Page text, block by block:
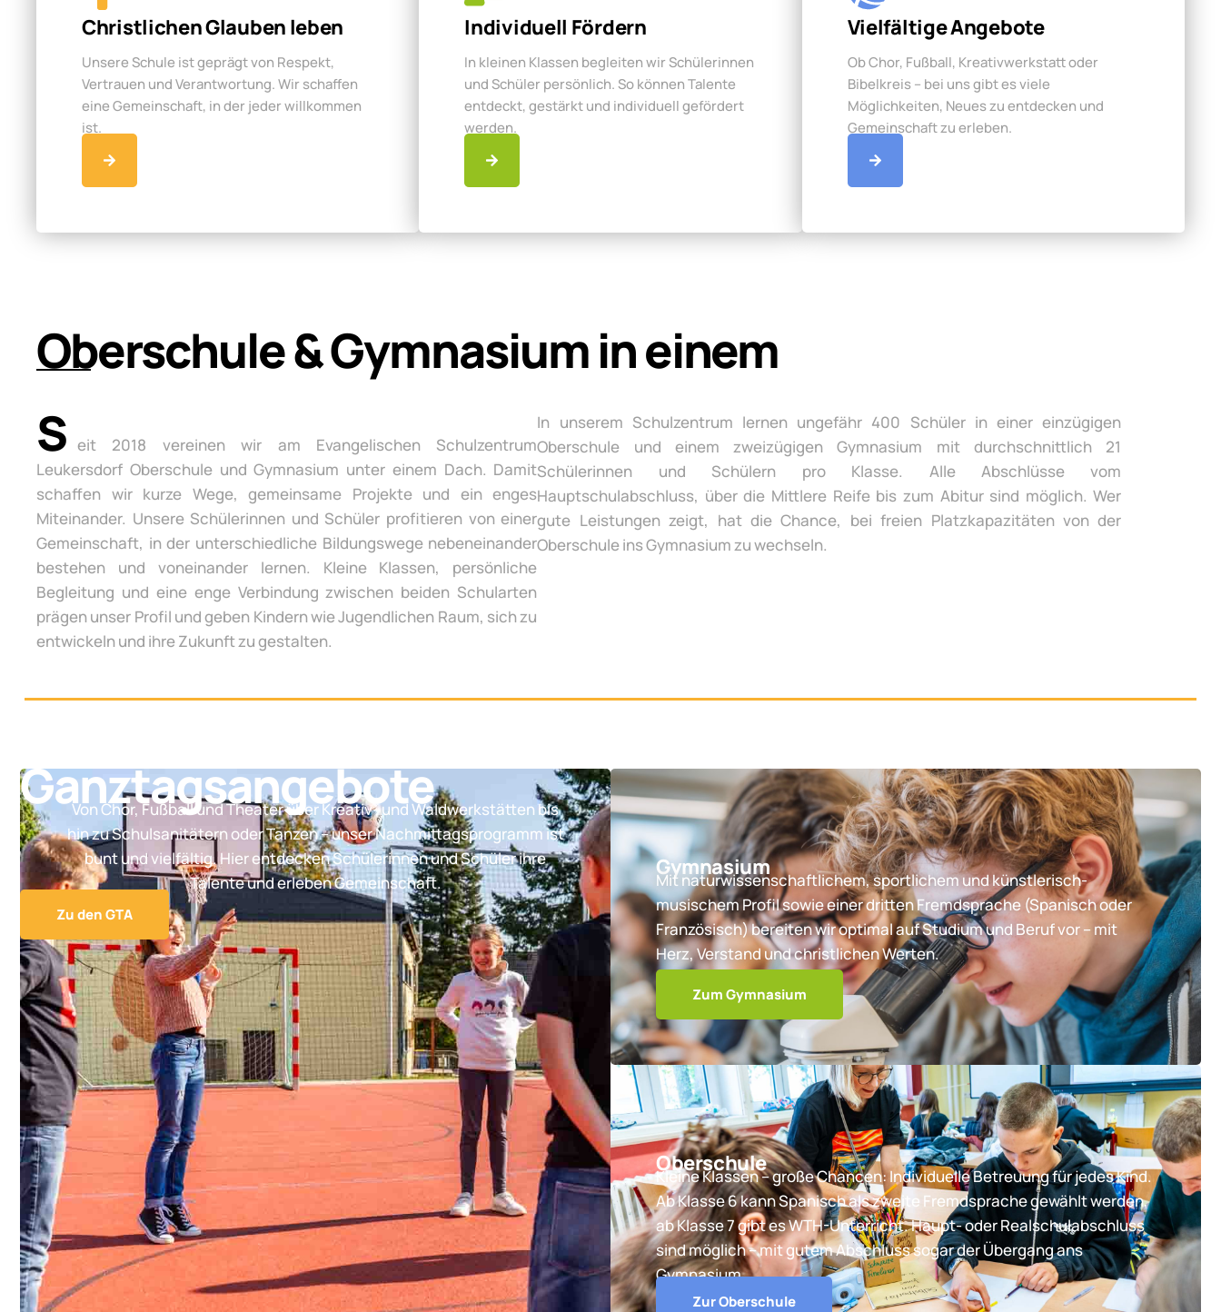
Christlichen Glauben leben
Unsere Schule ist geprägt von Respekt,
Vertrauen und Verantwortung. Wir schaffen
eine Gemeinschaft, in der jeder willkommen
ist.
Individuell Fördern
In kleinen Klassen begleiten wir Schülerinnen
und Schüler persönlich. So können Talente
entdeckt, gestärkt und individuell gefördert
werden.
Vielfältige Angebote
Ob Chor, Fußball, Kreativwerkstatt oder
Bibelkreis – bei uns gibt es viele
Möglichkeiten, Neues zu entdecken und
Gemeinschaft zu erleben.
Oberschule & Gymnasium in einem
S eit 2018 vereinen wir am Evangelischen Schulzentrum
Leukersdorf Oberschule und Gymnasium unter einem Dach. Damit
schaffen wir kurze Wege, gemeinsame Projekte und ein enges
Miteinander. Unsere Schülerinnen und Schüler profitieren von einer
Gemeinschaft, in der unterschiedliche Bildungswege nebeneinander
bestehen und voneinander lernen. Kleine Klassen, persönliche
Begleitung und eine enge Verbindung zwischen beiden Schularten
prägen unser Profil und geben Kindern wie Jugendlichen Raum, sich zu
entwickeln und ihre Zukunft zu gestalten.
In unserem Schulzentrum lernen ungefähr 400 Schüler in einer einzügigen
Oberschule und einem zweizügigen Gymnasium mit durchschnittlich 21
Schülerinnen und Schülern pro Klasse. Alle Abschlüsse vom
Hauptschulabschluss, über die Mittlere Reife bis zum Abitur sind möglich. Wer
gute Leistungen zeigt, hat die Chance, bei freien Platzkapazitäten von der
Oberschule ins Gymnasium zu wechseln.
Ganztagsangebote
Von Chor, Fußball und Theater über Kreativ- und Waldwerkstätten bis
hin zu Schulsanitätern oder Tanzen – unser Nachmittagsprogramm ist
bunt und vielfältig. Hier entdecken Schülerinnen und Schüler ihre
Talente und erleben Gemeinschaft.
Zu den GTA
Gymnasium
Mit naturwissenschaftlichem, sportlichem und künstlerisch-
musischem Profil sowie einer dritten Fremdsprache (Spanisch oder
Französisch) bereiten wir optimal auf Studium und Beruf vor – mit
Herz, Verstand und christlichen Werten.
Zum Gymnasium
Oberschule
Kleine Klassen – große Chancen: Individuelle Betreuung für jedes Kind.
Ab Klasse 6 kann Spanisch als zweite Fremdsprache gewählt werden,
ab Klasse 7 gibt es WTH-Unterricht. Haupt- oder Realschulabschluss
sind möglich – mit gutem Abschluss sogar der Übergang ans
Gymnasium.
Zur Oberschule